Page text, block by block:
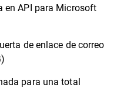
en API para Microsoft
de enlace de correo
para una total